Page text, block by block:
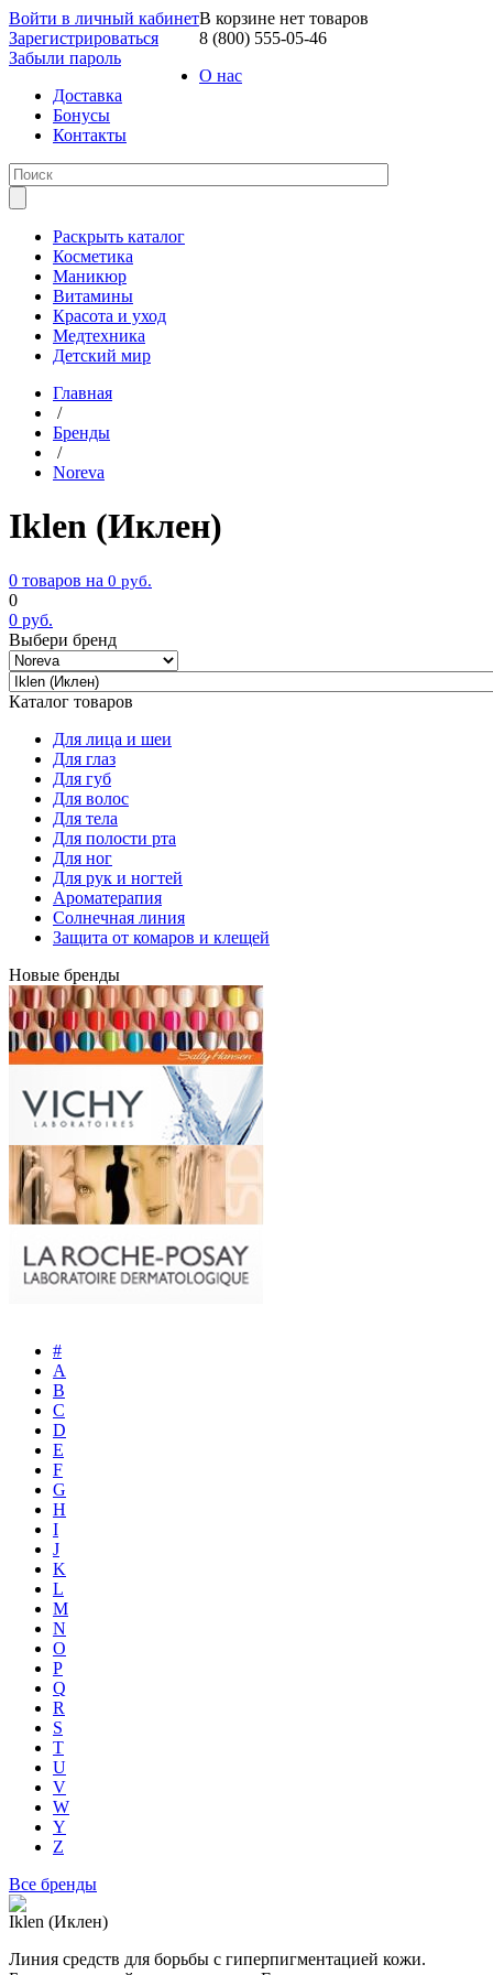
Войти в личный кабинет
Зарегистрироваться
Забыли пароль
В корзине нет товаров
8 (800) 555-05-46
О нас
Доставка
Бонусы
Контакты
Раскрыть каталог
Косметика
Маникюр
Витамины
Красота и уход
Медтехника
Детский мир
Главная
/
Бренды
/
Noreva
Iklen (Иклен)
0 товаров на 0 руб.
0
0 руб.
Выбери бренд
Каталог товаров
Для лица и шеи
Для глаз
Для губ
Для волос
Для тела
Для полости рта
Для ног
Для рук и ногтей
Ароматерапия
Солнечная линия
Защита от комаров и клещей
Новые бренды
#
A
B
C
D
E
F
G
H
I
J
K
L
M
N
O
P
Q
R
S
T
U
V
W
Y
Z
Все бренды
Iklen (Иклен)
Линия средств для борьбы с гиперпигментацией кожи.